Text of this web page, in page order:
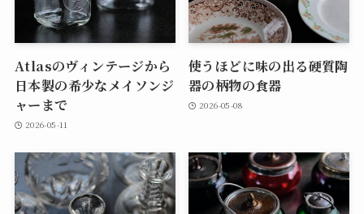
Atlasのヴィンテージから
日本製の希少なメイソンジ
ャーまで
2026-05-11
使うほどに味の出る硬質陶
器の柄物の食器
2026-05-08